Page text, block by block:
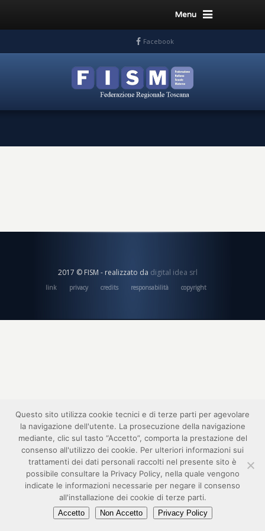
Menu
Facebook
2017 © FISM - realizzato da digital idea srl
link privacy credits responsabilità copyright
Questo sito utilizza cookie tecnici e di terze parti per agevolare
la navigazione dell'utente. La prosecuzione della navigazione
mediante, clic sul tasto “Accetto”, comporta la prestazione del
consenso all'utilizzo dei cookie. Per ulteriori informazioni sui
trattamenti dei dati personali raccolti nel presente sito è
possibile consultare la Privacy Policy, nella quale vengono
indicate le informazioni necessarie per negare il consenso
all'installazione dei cookie di terze parti.
Accetto Non Accetto Privacy Policy